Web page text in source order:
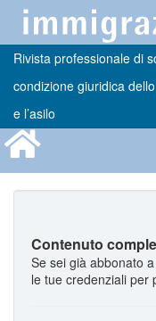
Rivista professionale di
condizione giuridica
e l’asilo
Contenuto
Se sei già abbonato
le tue credenziali per